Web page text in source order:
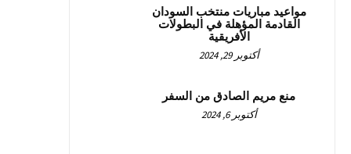
مواعيد مباريات منتخب السودان
القادمة المؤهلة في البطولات
الأفريقية
أكتوبر 29, 2024
منع مريم الصادق من السفر
أكتوبر 6, 2024